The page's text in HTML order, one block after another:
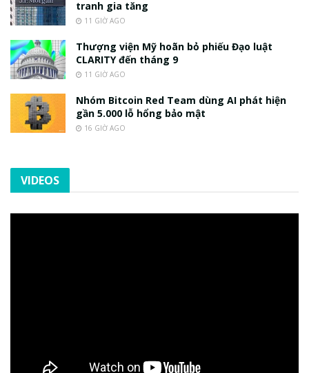
tranh gia tăng
11 GIỜ AGO
Thượng viện Mỹ hoãn bỏ phiếu Đạo luật
CLARITY đến tháng 9
11 GIỜ AGO
Nhóm Bitcoin Red Team dùng AI phát hiện
gần 5.000 lỗ hổng bảo mật
16 GIỜ AGO
VIDEOS